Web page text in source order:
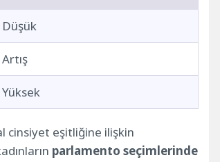
Düşük
Artış
Yüksek
cinsiyet eşitliğine ilişkin
parlamento seçimlerinde